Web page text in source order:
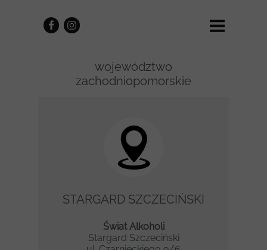
województwo
zachodniopomorskie
STARGARD SZCZECIŃSKI
Świat Alkoholi
Stargard Szczeciński